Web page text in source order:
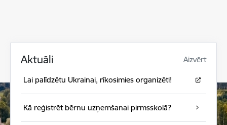
Aktuāli Aizvērt
Lai palīdzētu Ukrainai, rīkosimies organizēti!
Kā reģistrēt bērnu uzņemšanai pirmsskolā?